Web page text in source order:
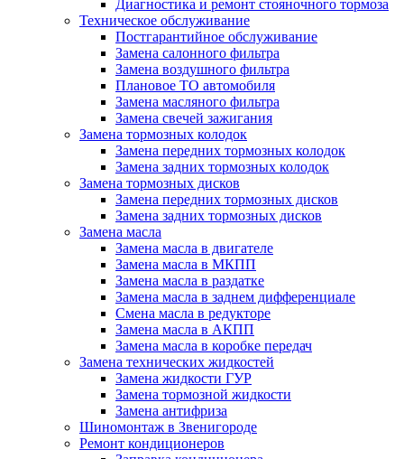
Диагностика и ремонт стояночного тормоза
Техническое обслуживание
Постгарантийное обслуживание
Замена салонного фильтра
Замена воздушного фильтра
Плановое ТО автомобиля
Замена масляного фильтра
Замена свечей зажигания
Замена тормозных колодок
Замена передних тормозных колодок
Замена задних тормозных колодок
Замена тормозных дисков
Замена передних тормозных дисков
Замена задних тормозных дисков
Замена масла
Замена масла в двигателе
Замена масла в МКПП
Замена масла в раздатке
Замена масла в заднем дифференциале
Смена масла в редукторе
Замена масла в АКПП
Замена масла в коробке передач
Замена технических жидкостей
Замена жидкости ГУР
Замена тормозной жидкости
Замена антифриза
Шиномонтаж в Звенигороде
Ремонт кондиционеров